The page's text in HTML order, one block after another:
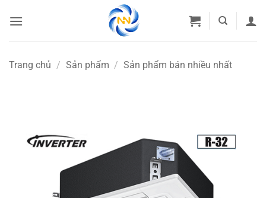
qua
Trang chủ / Sản phẩm / Sản phẩm bán nhiều nhất